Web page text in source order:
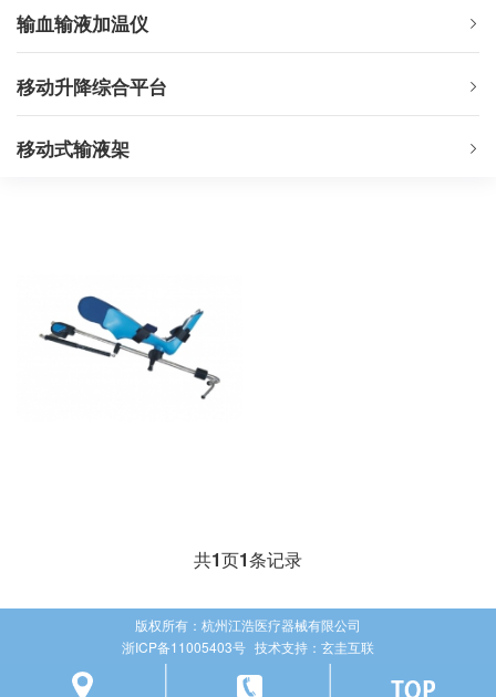
输血输液加温仪
移动升降综合平台
移动式输液架
共1页1条记录
版权所有：杭州江浩医疗器械有限公司
浙ICP备11005403号 技术支持： 玄圭互联